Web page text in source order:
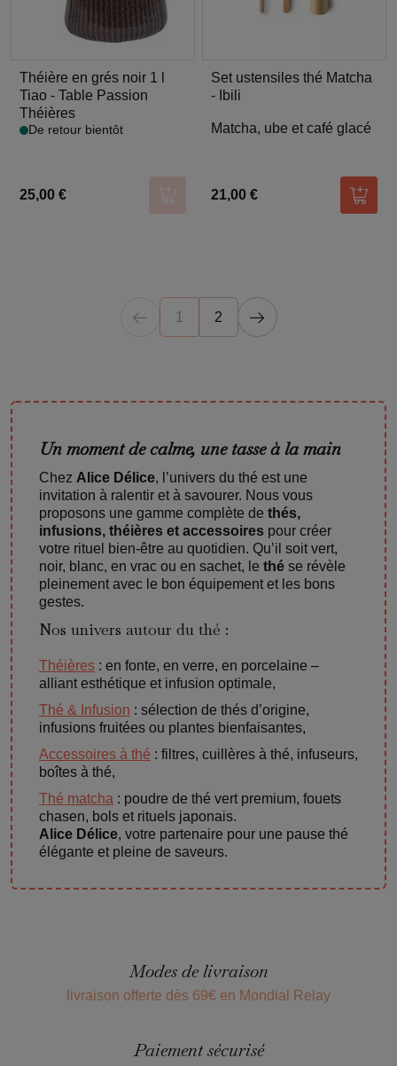
Théière en grés noir 1 l
Tiao - Table Passion
Théières
De retour bientôt
25,00 € Ajouter au panier
Set ustensiles thé Matcha
- Ibili
Matcha, ube et café glacé
21,00 €
1 2
Un moment de calme, une tasse à la main
Chez Alice Délice, l’univers du thé est une
invitation à ralentir et à savourer. Nous vous
proposons une gamme complète de thés,
infusions, théières et accessoires pour créer
votre rituel bien-être au quotidien. Qu’il soit vert,
noir, blanc, en vrac ou en sachet, le thé se révèle
pleinement avec le bon équipement et les bons
gestes.
Nos univers autour du thé :
Théières : en fonte, en verre, en porcelaine –
alliant esthétique et infusion optimale,
Thé & Infusion : sélection de thés d’origine,
infusions fruitées ou plantes bienfaisantes,
Accessoires à thé : filtres, cuillères à thé, infuseurs,
boîtes à thé,
Thé matcha : poudre de thé vert premium, fouets
chasen, bols et rituels japonais.
Alice Délice, votre partenaire pour une pause thé
élégante et pleine de saveurs.
Modes de livraison
livraison offerte dès 69€ en Mondial Relay
Paiement sécurisé